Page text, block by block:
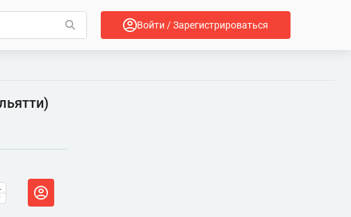
Войти / Зарегистрироваться